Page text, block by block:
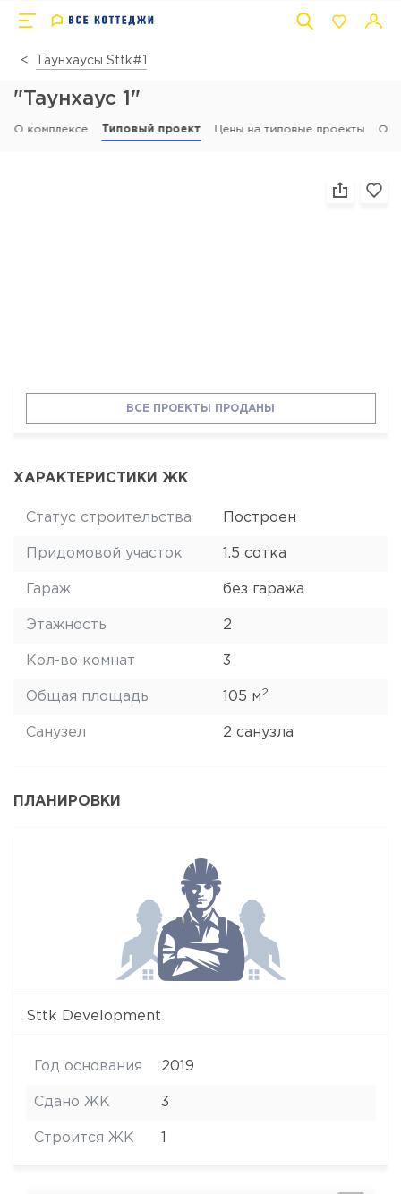
Таунхаусы Sttk#1
"Таунхаус 1"
О комплексе Типовый проект Цены на типовые проекты
ВСЕ ПРОЕКТЫ ПРОДАНЫ
ХАРАКТЕРИСТИКИ ЖК
Статус строительства Построен
Придомовой участок 1.5 сотка
Гараж без гаража
Этажность 2
Кол-во комнат 3
Общая площадь 105 м2
Санузел 2 санузла
ПЛАНИРОВКИ
Sttk Development
Год основания 2019
Сдано ЖК 3
Строится ЖК